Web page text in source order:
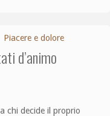
Piacere e dolore
d’animo
chi decide il proprio